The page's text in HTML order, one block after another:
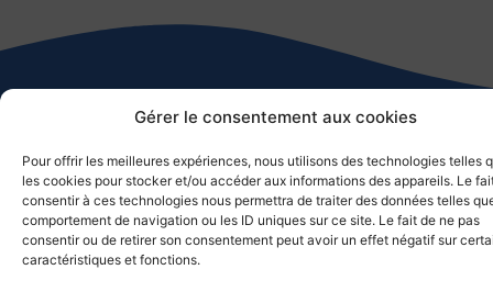
Gérer le consentement aux cookies
Pour offrir les meilleures expériences, nous utilisons des technologies telles
les cookies pour stocker et/ou accéder aux informations des appareils. Le
consentir à ces technologies nous permettra de traiter des données telles
comportement de navigation ou les ID uniques sur ce site. Le fait de ne pas
consentir ou de retirer son consentement peut avoir un effet négatif sur
caractéristiques et fonctions.
Autres actualités
9 voiliers du Club Nautique de la Marine à Toulon
FRATernisent
12 juillet 2026
1 / 5 Published 12/07/2026 – 4 semaines ago Catégories
ACTUALITE ACTUALITE / Actualité générale Description Comme